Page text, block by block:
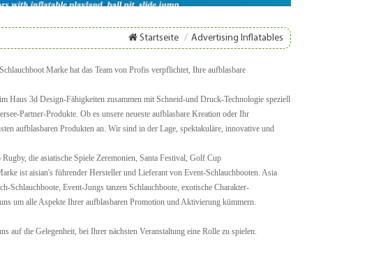
5 6 7 8 9
Startseite / Advertising Inflatables
Marke hat das Team von Profis verpflichtet, Ihre aufblasbare
Haus 3d Design-Fähigkeiten zusammen mit Schneid-und Druck-Technologie speziell
Partner-Produkte. Ob es unsere neueste aufblasbare Kreation oder Ihr
aufblasbaren Produkten an. Wir sind in der Lage, spektakuläre, innovative und
die asiatische Spiele Zeremonien, Santa Festival, Golf Cup
ist aisian's führender Hersteller und Lieferant von Event-Schlauchbooten. Asia
Schlauchboote, Event-Jungs tanzen Schlauchboote, exotische Charakter-
um alle Aspekte Ihrer aufblasbaren Promotion und Aktivierung kümmern.
auf die Gelegenheit, bei Ihrer nächsten Veranstaltung eine Rolle zu spielen.